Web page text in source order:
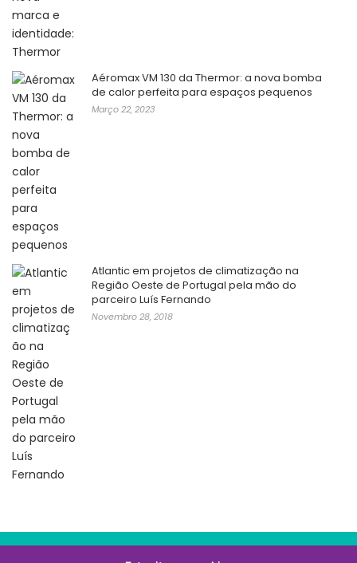
Aéromax VM 130 da Thermor: a nova bomba
de calor perfeita para espaços pequenos
Março 22, 2023
Atlantic em projetos de climatização na
Região Oeste de Portugal pela mão do
parceiro Luís Fernando
Novembro 28, 2018